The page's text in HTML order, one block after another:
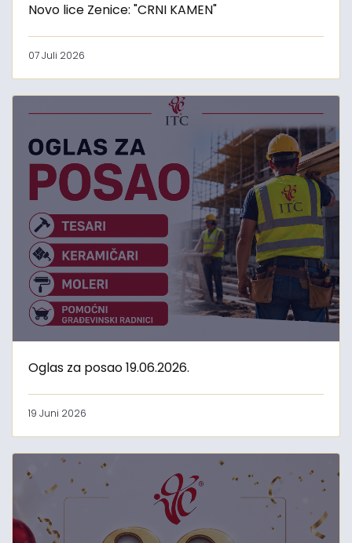
Novo lice Zenice: "CRNI KAMEN"
07 Juli 2026
Oglas za posao 19.06.2026.
19 Juni 2026